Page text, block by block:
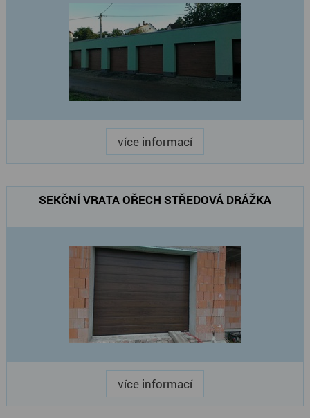
více informací
SEKČNÍ VRATA OŘECH STŘEDOVÁ DRÁŽKA
více informací